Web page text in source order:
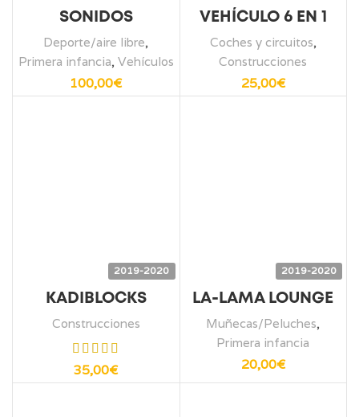
SONIDOS
Deporte/aire libre,
Primera infancia, Vehículos
100,00€
VEHÍCULO 6 EN 1
Coches y circuitos,
Construcciones
25,00€
2019-2020
KADIBLOCKS
Construcciones
35,00€
2019-2020
LA-LAMA LOUNGE
Muñecas/Peluches,
Primera infancia
20,00€